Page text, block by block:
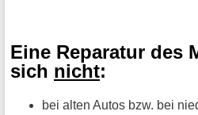
Eine Reparatur des
sich nicht:
bei alten Autos bzw. bei